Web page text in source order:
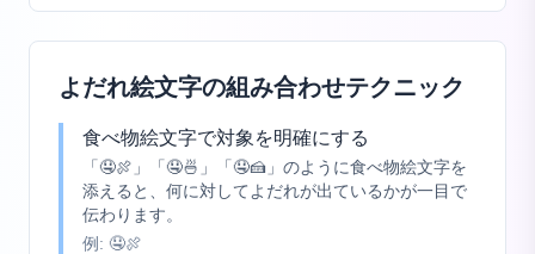
よだれ絵文字の組み合わせテクニック
食べ物絵文字で対象を明確にする
「🤤🍖」「🤤🍜」「🤤🍰」のように食べ物絵文字を
添えると、何に対してよだれが出ているかが一目で
伝わります。
例: 🤤🍖